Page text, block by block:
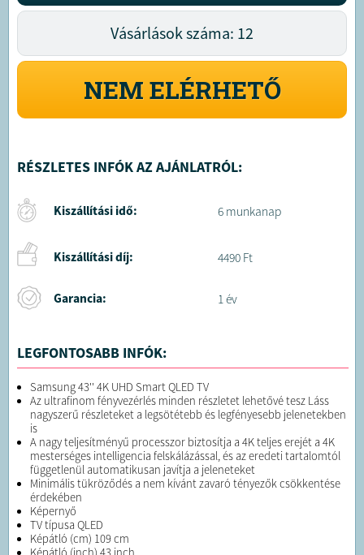
Vásárlások száma: 12
NEM ELÉRHETŐ
RÉSZLETES INFÓK AZ AJÁNLATRÓL:
Kiszállítási idő: 6 munkanap
Kiszállítási díj: 4490 Ft
Garancia: 1 év
LEGFONTOSABB INFÓK:
Samsung 43'' 4K UHD Smart QLED TV
Az ultrafinom fényvezérlés minden részletet lehetővé tesz Láss
nagyszerű részleteket a legsötétebb és legfényesebb jelenetekben
is
A nagy teljesítményű processzor biztosítja a 4K teljes erejét a 4K
mesterséges intelligencia felskálázással, és az eredeti tartalomtól
függetlenül automatikusan javítja a jeleneteket
Minimális tükröződés a nem kívánt zavaró tényezők csökkentése
érdekében
Képernyő
TV típusa QLED
Képátló (cm) 109 cm